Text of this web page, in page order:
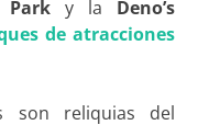
Park y la Deno’s
de atracciones
son reliquias del